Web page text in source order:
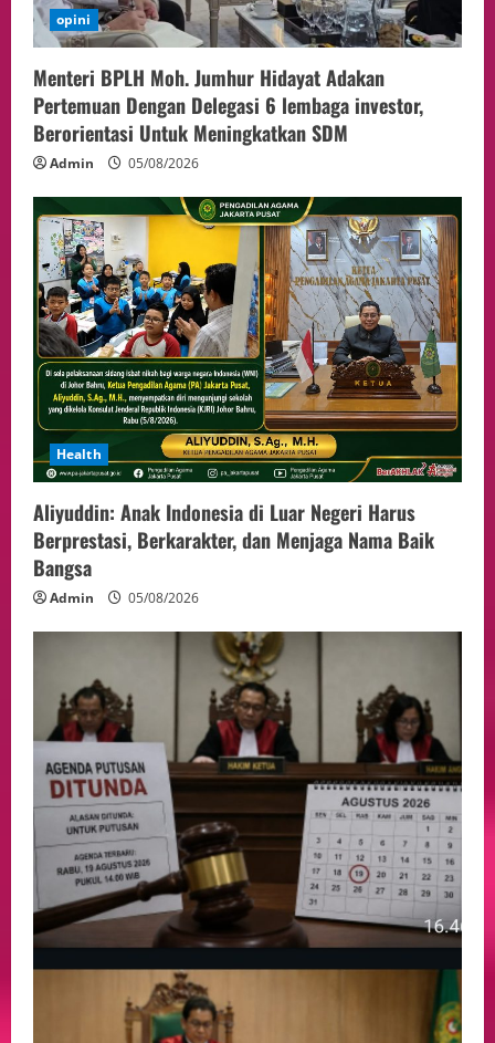
5
Independensi Hakim
04/08/2026
opini
Menteri BPLH Moh. Jumhur Hidayat Adakan
Pertemuan Dengan Delegasi 6 lembaga investor,
Berorientasi Untuk Meningkatkan SDM
Admin 05/08/2026
Health
Aliyuddin: Anak Indonesia di Luar Negeri Harus
Berprestasi, Berkarakter, dan Menjaga Nama Baik
Bangsa
Admin 05/08/2026